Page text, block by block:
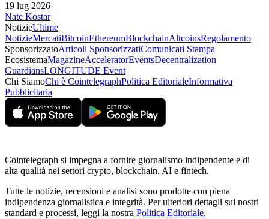
19 lug 2026
Nate Kostar
NotizieUltime
NotizieMercatiBitcoinEthereumBlockchainAltcoinsRegolamento
SponsorizzatoArticoli SponsorizzatiComunicati Stampa
EcosistemaMagazineAcceleratorEventsDecentralization
GuardiansLONGITUDE Event
Chi SiamoChi è CointelegraphPolitica EditorialeInformativa
Pubblicitaria
Cointelegraph si impegna a fornire giornalismo indipendente e di
alta qualità nei settori crypto, blockchain, AI e fintech.
Tutte le notizie, recensioni e analisi sono prodotte con piena
indipendenza giornalistica e integrità. Per ulteriori dettagli sui nostri
standard e processi, leggi la nostra Politica Editoriale.